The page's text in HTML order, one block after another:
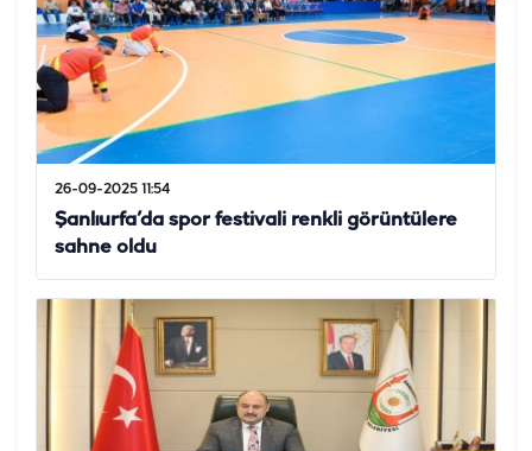
26-09-2025 11:54
Şanlıurfa’da spor festivali renkli görüntülere
sahne oldu